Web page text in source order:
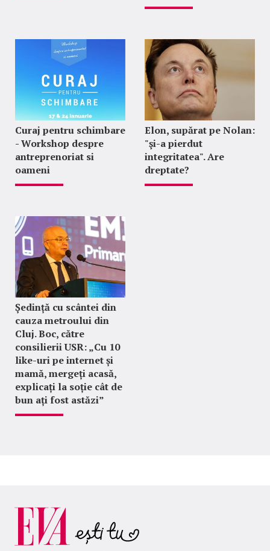
Curaj pentru schimbare
- Workshop despre
antreprenoriat si
oameni
Elon, supărat pe Nolan:
"şi-a pierdut
integritatea". Are
dreptate?
Ședință cu scântei din
cauza metroului din
Cluj. Boc, către
consilierii USR: „Cu 10
like-uri pe internet și
mamă, mergeți acasă,
explicați la soție cât de
bun ați fost astăzi”